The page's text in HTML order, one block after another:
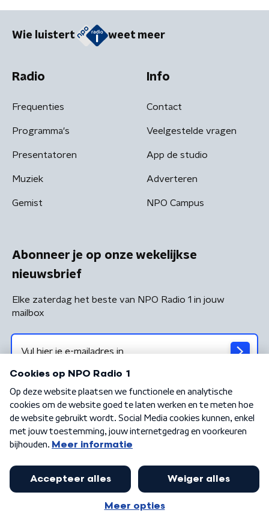
Wie luistert weet meer
Radio
Frequenties
Programma's
Presentatoren
Muziek
Gemist
Info
Contact
Veelgestelde vragen
App de studio
Adverteren
NPO Campus
Abonneer je op onze wekelijkse
nieuwsbrief
Elke zaterdag het beste van NPO Radio 1 in jouw
mailbox
Algemene voorwaarden Privacybeleid